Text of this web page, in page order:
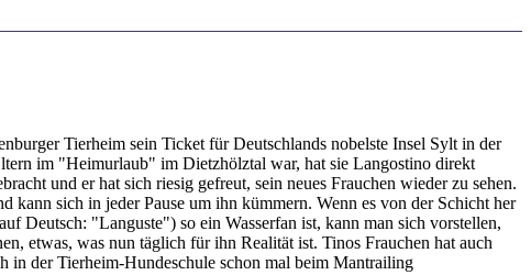
Tierheim sein Ticket für Deutschlands nobelste Insel Sylt in der
im "Heimurlaub" im Dietzhölztal war, hat sie Langostino direkt
und er hat sich riesig gefreut, sein neues Frauchen wieder zu sehen.
sich in jeder Pause um ihn kümmern. Wenn es von der Schicht her
Deutsch: "Languste") so ein Wasserfan ist, kann man sich vorstellen,
etwas, was nun täglich für ihn Realität ist. Tinos Frauchen hat auch
in der Tierheim-Hundeschule schon mal beim Mantrailing